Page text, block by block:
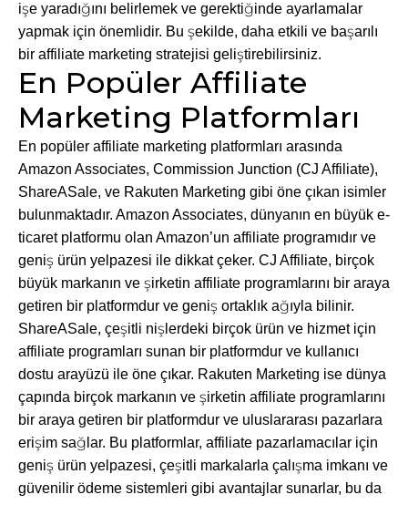
işe yaradığını belirlemek ve gerektiğinde ayarlamalar
yapmak için önemlidir. Bu şekilde, daha etkili ve başarılı
bir affiliate marketing stratejisi geliştirebilirsiniz.
En Popüler Affiliate
Marketing Platformları
En popüler affiliate marketing platformları arasında
Amazon Associates, Commission Junction (CJ Affiliate),
ShareASale, ve Rakuten Marketing gibi öne çıkan isimler
bulunmaktadır. Amazon Associates, dünyanın en büyük e-
ticaret platformu olan Amazon’un affiliate programıdır ve
geniş ürün yelpazesi ile dikkat çeker. CJ Affiliate, birçok
büyük markanın ve şirketin affiliate programlarını bir araya
getiren bir platformdur ve geniş ortaklık ağıyla bilinir.
ShareASale, çeşitli nişlerdeki birçok ürün ve hizmet için
affiliate programları sunan bir platformdur ve kullanıcı
dostu arayüzü ile öne çıkar. Rakuten Marketing ise dünya
çapında birçok markanın ve şirketin affiliate programlarını
bir araya getiren bir platformdur ve uluslararası pazarlara
erişim sağlar. Bu platformlar, affiliate pazarlamacılar için
geniş ürün yelpazesi, çeşitli markalarla çalışma imkanı ve
güvenilir ödeme sistemleri gibi avantajlar sunarlar, bu da